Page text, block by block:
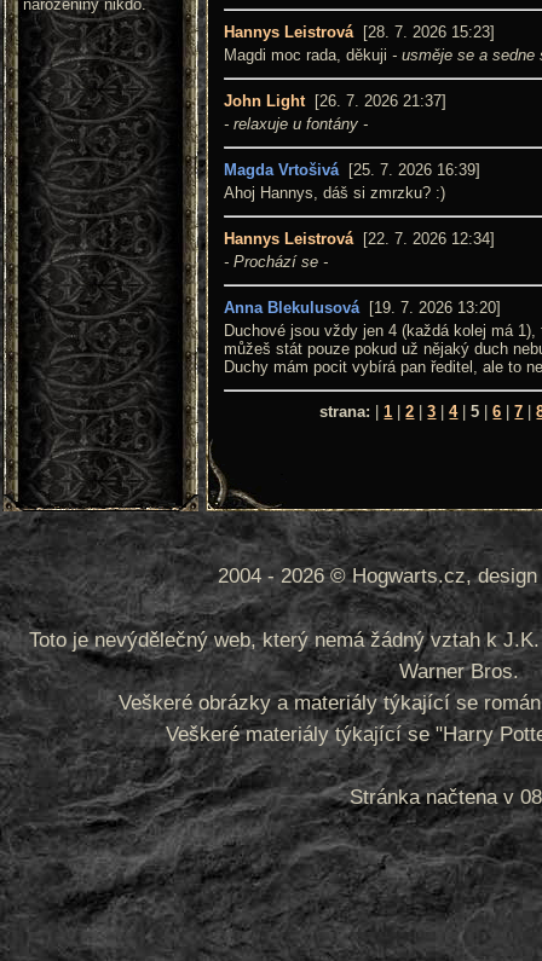
narozeniny nikdo.
Hannys Leistrová[28. 7. 2026 15:23]
Magdi moc rada, děkuji - usměje se a sedne
John Light[26. 7. 2026 21:37]
- relaxuje u fontány -
Magda Vrtošivá[25. 7. 2026 16:39]
Ahoj Hannys, dáš si zmrzku? :)
Hannys Leistrová[22. 7. 2026 12:34]
- Prochází se -
Anna Blekulusová[19. 7. 2026 13:20]
Duchové jsou vždy jen 4 (každá kolej má
můžeš stát pouze pokud už nějaký duch
Duchy mám pocit vybírá pan ředitel, ale to
strana: |1 |2 |3 |4 |5 |6 |7 |
2004 - 2026 © Hogwarts.cz,
Toto je nevýdělečný web, který nemá žádný vztah k
Warner Bros.
Veškeré obrázky a materiály týkající se
Veškeré materiály týkající se "Harry
Stránka načtena v